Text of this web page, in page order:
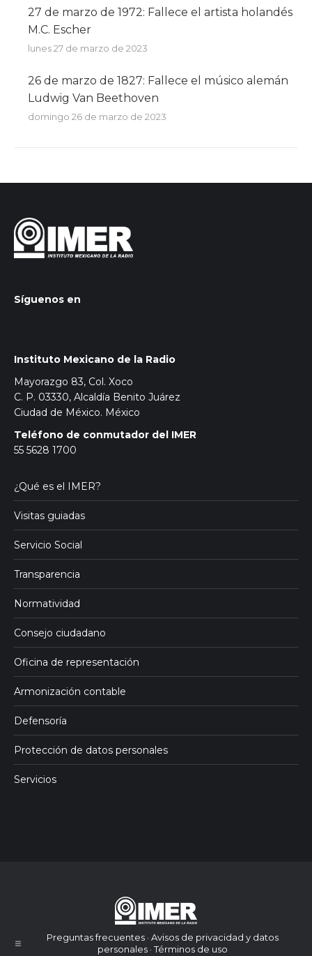
27 de marzo de 1972: Fallece el artista holandés
M.C. Escher
lunes 27 de marzo de 2023
26 de marzo de 1827: Fallece el músico alemán
Ludwig Van Beethoven
domingo 26 de marzo de 2023
Síguenos en
Instituto Mexicano de la Radio
Mayorazgo 83, Col. Xoco
C. P. 03330, Alcaldía Benito Juárez
Ciudad de México. México
Teléfono de conmutador del IMER
55 5628 1700
¿Qué es el IMER?
Visitas guiadas
Servicio Social
Transparencia
Normatividad
Consejo ciudadano
Oficina de representación
Armonización contable
Defensoría
Protección de datos personales
Servicios
Preguntas frecuentes · Avisos de privacidad y datos
personales · Términos de uso